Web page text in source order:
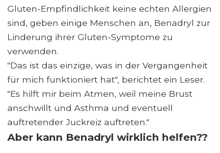
Gluten-Empfindlichkeit keine echten Allergien
sind, geben einige Menschen an, Benadryl zur
Linderung ihrer Gluten-Symptome zu
verwenden.
"Das ist das einzige, was in der Vergangenheit
für mich funktioniert hat", berichtet ein Leser.
"Es hilft mir beim Atmen, weil meine Brust
anschwillt und Asthma und eventuell
auftretender Juckreiz auftreten."
Aber kann Benadryl wirklich helfen??